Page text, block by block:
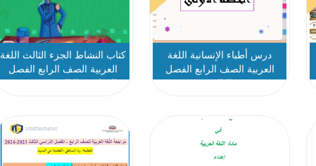
درس أطباء الإنسانية اللغة
العربية الصف الرابع الفصل
الثالث
كتاب النشاط الجزء الثالث اللغة
العربية الصف الرابع الفصل
الدراسي الثالث 2025-2026